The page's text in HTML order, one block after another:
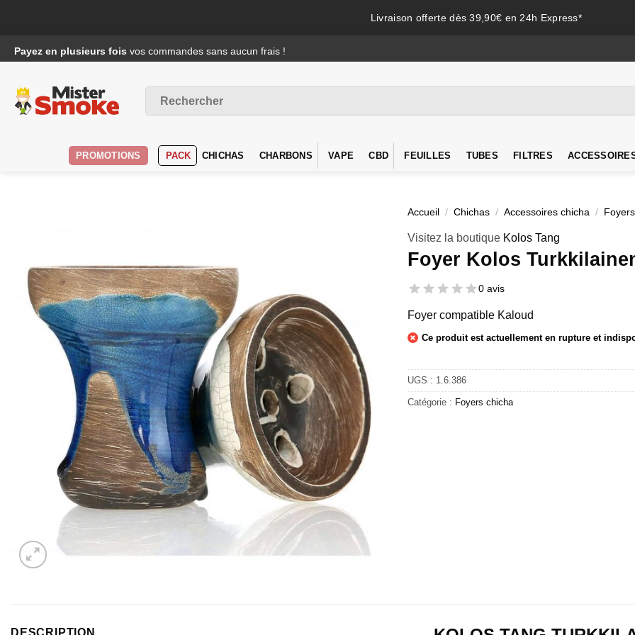
Livraison offerte dès 39,90€ en 24h Express*
au
Payez en plusieurs fois vos commandes sans aucun frais !
pour :
PROMOTIONS PACK CHICHAS CHARBONS VAPE CBD FEUILLES TUBES FILTRES
Accueil / Chichas / Accessoires chicha /
Visitez la boutique Kolos Tang
Foyer Kolos
0 avis
Foyer compatible Kaloud
Ce produit est actuellement en rupture et
UGS : 1.6.386
Catégorie : Foyers chicha
DESCRIPTION